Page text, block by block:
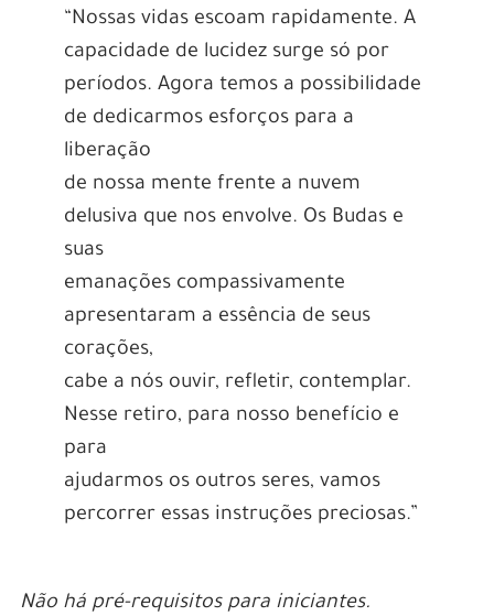
“Nossas vidas escoam rapidamente. A
capacidade de lucidez surge só por
períodos. Agora temos a possibilidade
de dedicarmos esforços para a
liberação
de nossa mente frente a nuvem
delusiva que nos envolve. Os Budas e
suas
emanações compassivamente
apresentaram a essência de seus
corações,
cabe a nós ouvir, refletir, contemplar.
Nesse retiro, para nosso benefício e
para
ajudarmos os outros seres, vamos
percorrer essas instruções preciosas.”
Não há pré-requisitos para iniciantes.